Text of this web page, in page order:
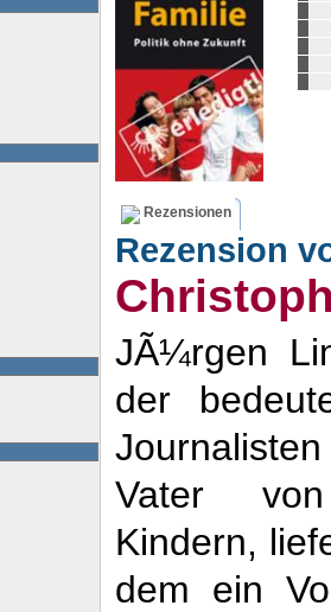
Rezensionen
Rezension
JÃ¼rgen
der
Vater
Kindern,
dem ein